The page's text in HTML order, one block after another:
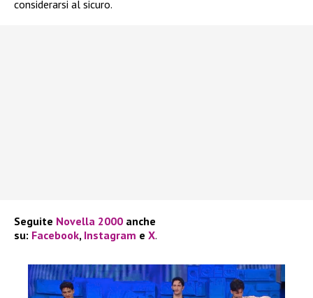
considerarsi al sicuro.
Seguite Novella 2000 anche
su: Facebook, Instagram e X.